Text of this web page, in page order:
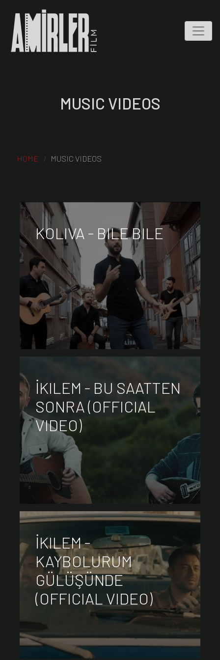
MUSIC VIDEOS
HOME MUSIC VIDEOS
KOLIVA - BILE BILE
İKILEM - BU SAATTEN
SONRA (OFFICIAL
VIDEO)
İKILEM -
KAYBOLURUM
GÜLÜŞÜNDE
(OFFICIAL VIDEO)